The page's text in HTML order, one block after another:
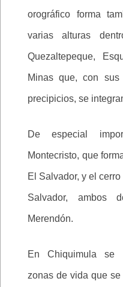
orográfico forma
varias alturas
Quezaltepeque,
Minas que, con sus
precipicios, se
De especial
Montecristo, que
El Salvador, y el
Salvador, ambos
Merendón.
En Chiquimula se
zonas de vida que